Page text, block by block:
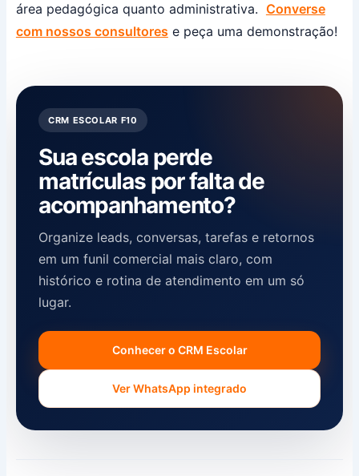
área pedagógica quanto administrativa. Converse
com nossos consultores e peça uma demonstração!
CRM ESCOLAR F10
Sua escola perde
matrículas por falta de
acompanhamento?
Organize leads, conversas, tarefas e retornos
em um funil comercial mais claro, com
histórico e rotina de atendimento em um só
lugar.
Conhecer o CRM Escolar
Ver WhatsApp integrado